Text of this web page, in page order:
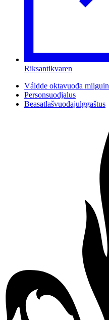
Riksantikvaren
Váldde oktavuođa miiguin
Personsuodjalus
Beasatlašvuođajulggaštus